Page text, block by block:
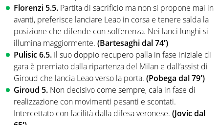
Florenzi 5.5. Partita di sacrificio ma non si propone mai in
avanti, preferisce lanciare Leao in corsa e tenere salda la
posizione che difende con sofferenza. Nei lanci lunghi si
illumina maggiormente. (Bartesaghi dal 74′)
Pulisic 6.5. Il suo doppio recupero palla in fase iniziale di
gara è premiato dalla ripartenza del Milan e dall’assist di
Giroud che lancia Leao verso la porta. (Pobega dal 79′)
Giroud 5. Non decisivo come sempre, cala in fase di
realizzazione con movimenti pesanti e scontati.
Intercettato con facilità dalla difesa veronese. (Jovic dal